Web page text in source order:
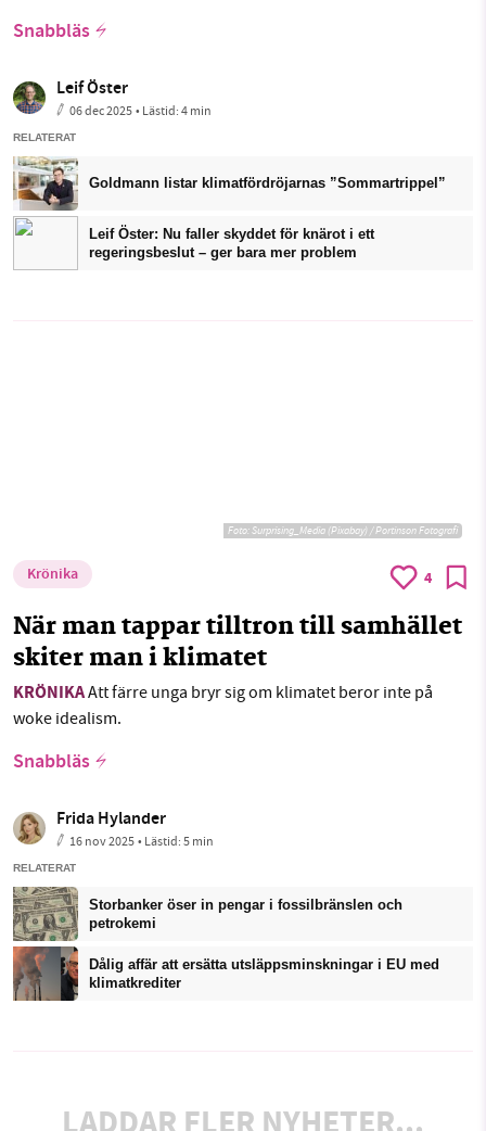
Snabbläs
Leif Öster
06 dec 2025• Lästid:4 min
RELATERAT
Goldmann listar klimatfördröjarnas ”Sommartrippel”
Leif Öster: Nu faller skyddet för knärot i ett
regeringsbeslut – ger bara mer problem
Foto:Surprising_Media (Pixabay) / Portinson Fotografi
Krönika 4
När man tappar tilltron till samhället
skiter man i klimatet
KRÖNIKAAtt färre unga bryr sig om klimatet beror inte på
woke idealism.
Snabbläs
Frida Hylander
16 nov 2025• Lästid:5 min
RELATERAT
Storbanker öser in pengar i fossilbränslen och
petrokemi
Dålig affär att ersätta utsläppsminskningar i EU med
klimatkrediter